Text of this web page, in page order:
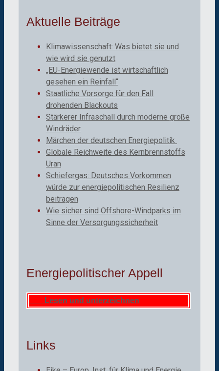
Aktuelle Beiträge
Klimawissenschaft: Was bietet sie und
wie wird sie genutzt
„EU-Energiewende ist wirtschaftlich
gesehen ein Reinfall“
Staatliche Vorsorge für den Fall
drohenden Blackouts
Stärkerer Infraschall durch moderne große
Windräder
Märchen der deutschen Energiepolitik
Globale Reichweite des Kernbrennstoffs
Uran
Schiefergas: Deutsches Vorkommen
würde zur energiepolitischen Resilienz
beitragen
Wie sicher sind Offshore-Windparks im
Sinne der Versorgungssicherheit
Energiepolitischer Appell
Lesen und unterzeichnen
Links